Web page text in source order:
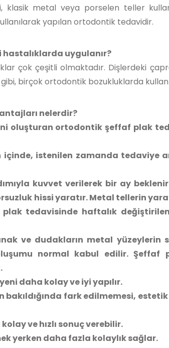
metal veya porselen teller
yapılan ortodontik tedavidir.
uygulanır?
çok çeşitli olmaktadır. Dişlerdeki
birçok ortodontik bozukluklarda
nelerdir?
oluşturan ortodontik şeffaf plak
istenilen zamanda tedaviye
kuvvet verilerek bir ay
hissi yaratır. Metal tellerin
tedavisinde haftalık
ve dudakların metal yüzeylerin
normal kabul edilir. Şeffaf
daha kolay ve iyi yapılır.
bakıldığında fark edilmemesi,
ve hızlı sonuç verebilir.
yerken daha fazla kolaylık sağlar.